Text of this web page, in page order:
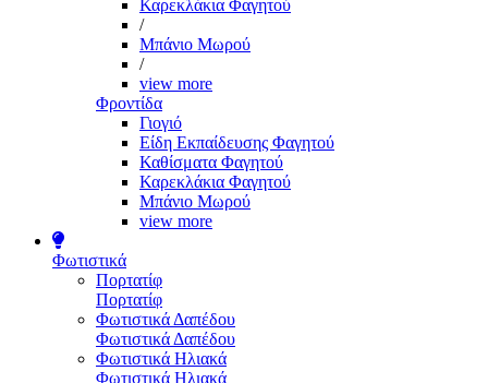
Καρεκλάκια Φαγητού
/
Μπάνιο Μωρού
/
view more
Φροντίδα
Γιογιό
Είδη Εκπαίδευσης Φαγητού
Καθίσματα Φαγητού
Καρεκλάκια Φαγητού
Μπάνιο Μωρού
view more
Φωτιστικά
Πορτατίφ
Πορτατίφ
Φωτιστικά Δαπέδου
Φωτιστικά Δαπέδου
Φωτιστικά Ηλιακά
Φωτιστικά Ηλιακά